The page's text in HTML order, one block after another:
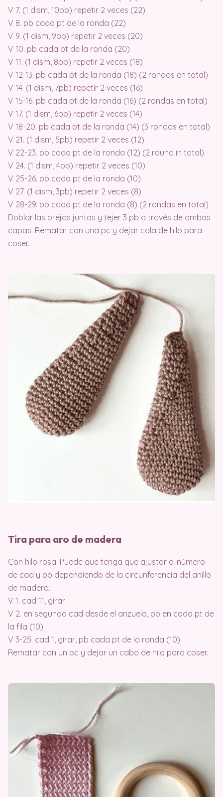
V 7. (1 dism, 10pb) repetir 2 veces (22)
V 8. pb cada pt de la ronda (22)
V 9. (1 dism, 9pb) repetir 2 veces (20)
V 10. pb cada pt de la ronda (20)
V 11. (1 dism, 8pb) repetir 2 veces (18)
V 12-13. pb cada pt de la ronda (18) (2 rondas en total)
V 14. (1 dism, 7pb) repetir 2 veces (16)
V 15-16. pb cada pt de la ronda (16) (2 rondas en total)
V 17. (1 dism, 6pb) repetir 2 veces (14)
V 18-20. pb cada pt de la ronda (14) (3 rondas en total)
V 21. (1 dism, 5pb) repetir 2 veces (12)
V 22-23. pb cada pt de la ronda (12) (2 round in total)
V 24. (1 dism, 4pb) repetir 2 veces (10)
V 25-26. pb cada pt de la ronda (10)
V 27. (1 dism, 3pb) repetir 2 veces (8)
V 28-29. pb cada pt de la ronda (8) (2 rondas en total)
Doblar las orejas juntas y tejer 3 pb a través de ambas
capas. Rematar con una pc y dejar cola de hilo para
coser.
Tira para aro de madera
Con hilo rosa. Puede que tenga que ajustar el número
de cad y pb dependiendo de la circunferencia del anillo
de madera.
V 1. cad 11, girar
V 2. en segundo cad desde el anzuelo, pb en cada pt de
la fila (10)
V 3-25. cad 1, girar, pb cada pt de la ronda (10)
Rematar con un pc y dejar un cabo de hilo para coser.